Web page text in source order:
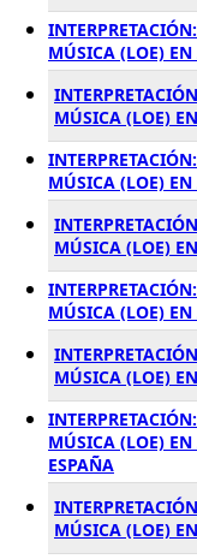
MÚSICA (LOE)
MÚSICA (LOE)
MÚSICA (LOE) EN
MÚSICA (LOE)
MÚSICA (LOE)
MÚSICA (LOE)
MÚSICA (LOE) EN
ESPAÑA
MÚSICA (LOE)